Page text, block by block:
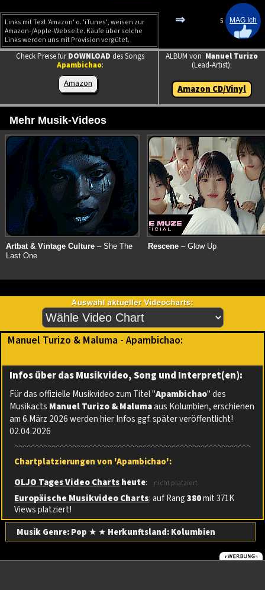
Links mit Text 'Amazon' o. 'iTunes', weisen zur
Amazon-/Apple-Webseite. Käufe über solche
Links werden uns mit Provision vergütet.
⇒ 5
Check Preise fürDOWNLOAD des Songs
Apambichao:
Amazon
ALBUM von Manuel Turizo
(Lead-Artist):
Amazon CD/Vinyl
Mehr Musik-Videos
Artbat & Vintage Culture – She The
Last One
Rescene – Glow Up
Manuel Turizo & Maluma - Apambichao:
Infos über das Musikvideo, Song und Interpret(en):
Für das offizielle Musikvideo zum Titel "Apambichao" des
Musikacts Manuel Turizo & Malumaaus Kolumbien, erschienen
am 6.März 2026 werden hier Infos ggf. später veröffentlicht!
02.04.2026
Chartplatzierungen von 'Apambichao':
OLJO Tages Video Chartsheute: nicht platziert
Europäische Musikvideo Charts: auf Rang380mit 371K
Views platziert!
Musik Genre: Pop ★ ★ Herkunftsland:Kolumbien